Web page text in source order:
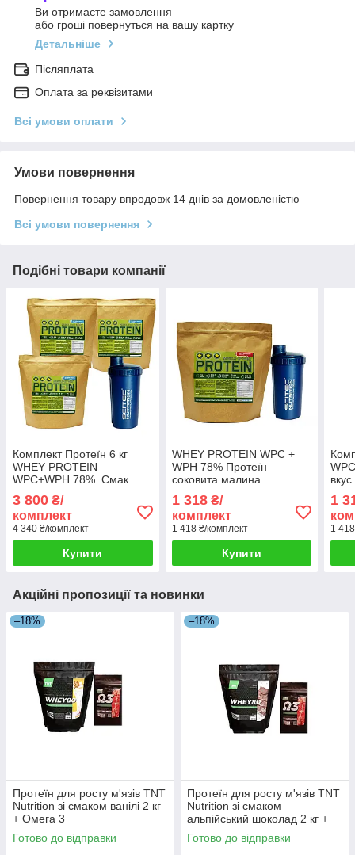
Ви отримаєте замовлення
або гроші повернуться на вашу картку
Детальніше
Післяплата
Оплата за реквізитами
Всі умови оплати
Умови повернення
Повернення товару впродовж 14 днів за домовленістю
Всі умови повернення
Подібні товари компанії
Комплект Протеїн 6 кг
WHEY PROTEIN
WPC+WPH 78%. Смак
подарунок
3 800 ₴/
комплект
4 340 ₴/комплект
Купити
WHEY PROTEIN WPC +
WPH 78% Протеїн
соковита малина
1 318₴/
комплект
1 418 ₴/комплект
Купити
1
1
Акційні пропозиції та новинки
–18%
Протеїн для росту м'язів TNT
Nutrition зі смаком ванілі 2 кг
+ Омега 3
Готово до відправки
–18%
Протеїн для росту м'язів TNT
Nutrition зі смаком
альпійський шоколад 2 кг +
Омега 3
Готово до відправки